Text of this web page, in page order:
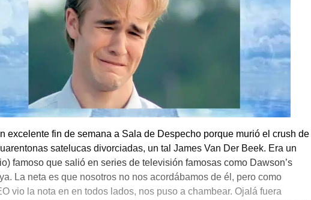
excelente fin de semana a Sala de Despecho porque murió el crush de
satelucas divorciadas, un tal James Van Der Beek. Era un
famoso que salió en series de televisión famosas como Dawson’s
La neta es que nosotros no nos acordábamos de él, pero como
vio la nota en en todos lados, nos puso a chambear. Ojalá fuera